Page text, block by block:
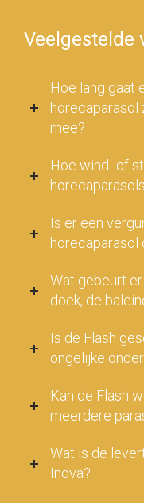
Veelgestelde
Hoe lang gaat
horecaparasol
mee?
Hoe wind- of
Is er een
horecaparasol
Wat gebeurt
doek, de
Is de Flash
ongelijke
Kan de Flash
meerdere
Wat is de
Inova?